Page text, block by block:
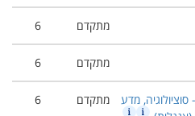
מתקדם 6
מתקדם 6
מדע
מתקדם 6